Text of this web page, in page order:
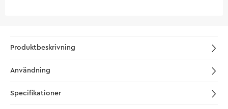
Produktbeskrivning
Användning
Specifikationer